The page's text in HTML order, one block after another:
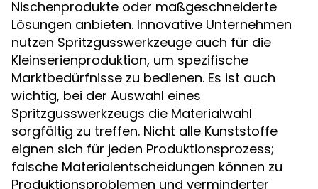
Nischenprodukte oder maßgeschneiderte
Lösungen anbieten. Innovative Unternehmen
nutzen Spritzgusswerkzeuge auch für die
Kleinserienproduktion, um spezifische
Marktbedürfnisse zu bedienen. Es ist auch
wichtig, bei der Auswahl eines
Spritzgusswerkzeugs die Materialwahl
sorgfältig zu treffen. Nicht alle Kunststoffe
eignen sich für jeden Produktionsprozess;
falsche Materialentscheidungen können zu
Produktionsproblemen und verminderter